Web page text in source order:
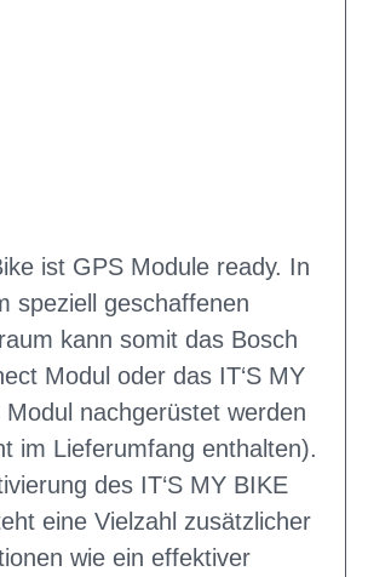
ist GPS Module ready. In
speziell geschaffenen
kann somit das Bosch
Modul oder das IT‘S MY
Modul nachgerüstet werden
im Lieferumfang enthalten).
des IT‘S MY BIKE
eine Vielzahl zusätzlicher
wie ein effektiver